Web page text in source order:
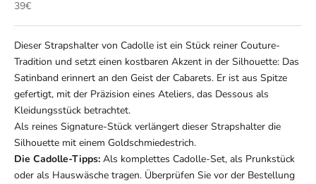
Angebot
39€
Dieser Strapshalter von Cadolle ist ein Stück reiner Couture-
Tradition und setzt einen kostbaren Akzent in der Silhouette: Das
Satinband erinnert an den Geist der Cabarets. Er ist aus Spitze
gefertigt, mit der Präzision eines Ateliers, das Dessous als
Kleidungsstück betrachtet.
Als reines Signature-Stück verlängert dieser Strapshalter die
Silhouette mit einem Goldschmiedestrich.
Die Cadolle-Tipps: Als komplettes Cadolle-Set, als Prunkstück
oder als Hauswäsche tragen. Überprüfen Sie vor der Bestellung